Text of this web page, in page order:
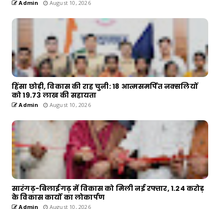
Admin August 10, 2026
हिंसा छोड़ी, विकास की राह चुनी: 18 आत्मसमर्पित नक्सलियों
को 19.73 लाख की सहायता
Admin August 10, 2026
सारंगढ़-बिलाईगढ़ में विकास को मिली नई रफ्तार, 1.24 करोड़
के विकास कार्यों का लोकार्पण
Admin August 10, 2026